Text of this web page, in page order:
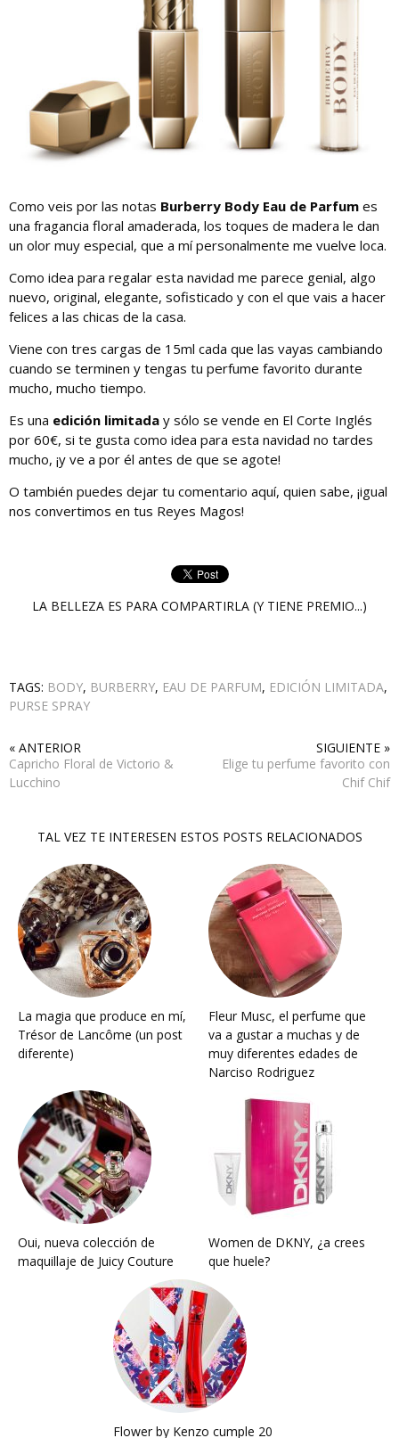
Como veis por las notas Burberry Body Eau de Parfum es
una fragancia floral amaderada, los toques de madera le dan
un olor muy especial, que a mí personalmente me vuelve loca.
Como idea para regalar esta navidad me parece genial, algo
nuevo, original, elegante, sofisticado y con el que vais a hacer
felices a las chicas de la casa.
Viene con tres cargas de 15ml cada que las vayas cambiando
cuando se terminen y tengas tu perfume favorito durante
mucho, mucho tiempo.
Es una edición limitada y sólo se vende en El Corte Inglés
por 60€, si te gusta como idea para esta navidad no tardes
mucho, ¡y ve a por él antes de que se agote!
O también puedes dejar tu comentario aquí, quien sabe, ¡igual
nos convertimos en tus Reyes Magos!
LA BELLEZA ES PARA COMPARTIRLA (Y TIENE PREMIO...)
TAGS: BODY, BURBERRY, EAU DE PARFUM, EDICIÓN LIMITADA,
PURSE SPRAY
« ANTERIOR
Capricho Floral de Victorio &
Lucchino
SIGUIENTE »
Elige tu perfume favorito con
Chif Chif
TAL VEZ TE INTERESEN ESTOS POSTS RELACIONADOS
La magia que produce en mí,
Trésor de Lancôme (un post
diferente)
Fleur Musc, el perfume que
va a gustar a muchas y de
muy diferentes edades de
Narciso Rodriguez
Oui, nueva colección de
maquillaje de Juicy Couture
Women de DKNY, ¿a crees
que huele?
Flower by Kenzo cumple 20